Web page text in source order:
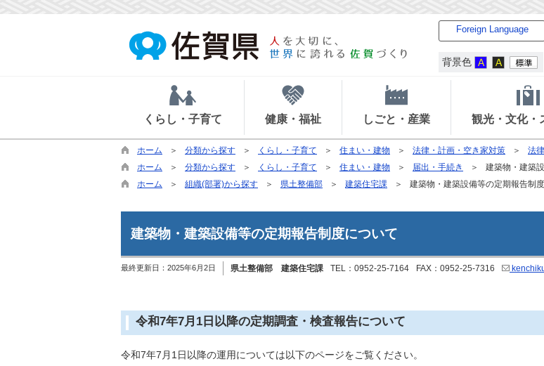
Foreign Language
背景色
くらし・子育て 健康・福祉 しごと・産業 観光・文化・
ホーム 分類から探す くらし・子育て 住まい・建物 法律・計画・空き家対策 法
ホーム
分類から探す くらし・子育て 住まい・建物 届出・手続き
建築物・建築
ホーム
組織(部署)から探す 県土整備部 建築住宅課 建築物・建築設備等の定期報告制
建築物・建築設備等の定期報告制度について
最終更新日： 2025年6月2日 県土整備部 建築住宅課 TEL：0952-25-7164 FAX：0952-25-7316
令和7年7月1日以降の定期調査・検査報告について
令和7年7月1日以降の運用については以下のページをご覧ください。